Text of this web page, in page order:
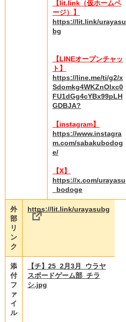
【lit.link（仮ホームペ
ージ）】
https://lit.link/urayasu
bg
【LINEオープンチャッ
ト】
https://line.me/ti/g2/x
Sdomkg4WKZnOlxc0
FU1dGg4cYBx99pLH
GDBJA?
【instagram】
https://www.instagra
m.com/sabakubodog
e/
【X】
https://x.com/urayasu
_bodoge
外
部
リ
ン
ク
https://lit.link/urayasubg
添
付
フ
ァ
イ
ル
【チ】25_2月3月_ウラヤ
スボードゲーム部_チラ
シ.jpg